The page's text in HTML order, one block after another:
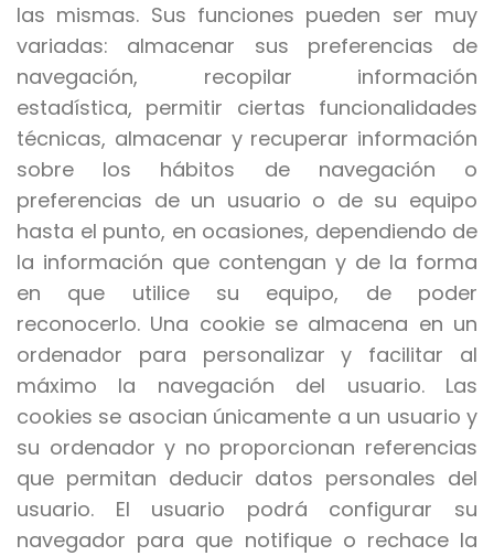
las mismas. Sus funciones pueden ser muy
variadas: almacenar sus preferencias de
navegación, recopilar información
estadística, permitir ciertas funcionalidades
técnicas, almacenar y recuperar información
sobre los hábitos de navegación o
preferencias de un usuario o de su equipo
hasta el punto, en ocasiones, dependiendo de
la información que contengan y de la forma
en que utilice su equipo, de poder
reconocerlo. Una cookie se almacena en un
ordenador para personalizar y facilitar al
máximo la navegación del usuario. Las
cookies se asocian únicamente a un usuario y
su ordenador y no proporcionan referencias
que permitan deducir datos personales del
usuario. El usuario podrá configurar su
navegador para que notifique o rechace la